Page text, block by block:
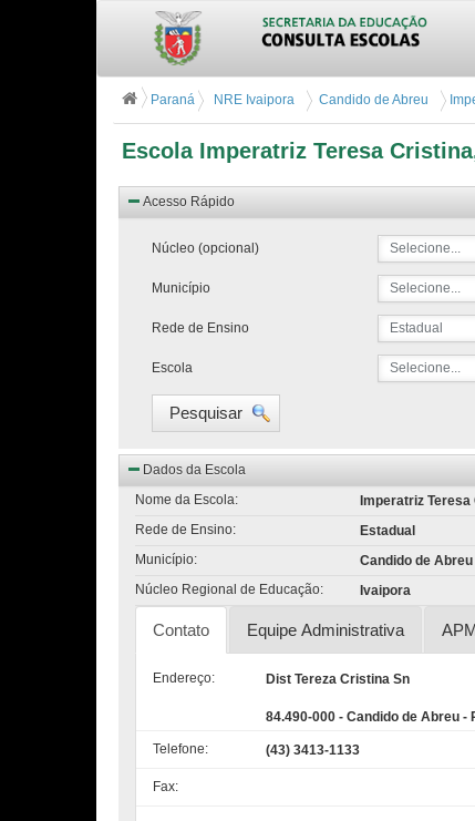
Escola Imperatriz Teresa
Paraná NRE Ivaipora Candido de Abreu
Acesso Rápido
Núcleo (opcional) Selecione...
Município Selecione...
Rede de Ensino Estadual
Escola Selecione...
Pesquisar
Dados da Escola
Nome da Escola:
Imperatriz
Rede de Ensino:
Estadual
Município:
Candido de Abreu
Núcleo Regional de Educação:
Ivaipora
Contato Equipe Administrativa
Endereço: Dist Tereza Cristina Sn
84.490-000 - Candido de Abreu -
Telefone: (43) 3413-1133
Fax: